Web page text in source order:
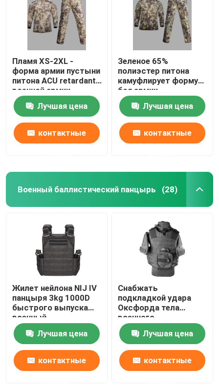
Пламя XS-2XL -
форма армии пустыни
питона ACU retardant
военной армии
камуфлирования
равномерная
Лучшая цена
контактные
Зеленое 65%
полиэстер питона
камуфлирует форму
боя армии
равномерную анти-
УЛЬТРАФИОЛЕТОВУЮ
военную
Лучшая цена
контактные
Военный баллистический панцырь (28)
Жилет нейлона NIJ IV
панцыря 3kg 1000D
быстрого выпуска
военный
баллистический
Лучшая цена
контактные
Снабжать
подкладкой удара
Оксфорда тела
военного
тактического жилета
самозащитой NIJ IV
полный
Лучшая цена
контактные